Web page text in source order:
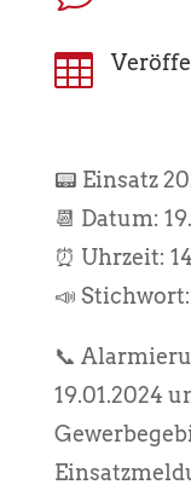

📟 Einsatz
📆 Datum:
⏰ Uhrzeit:
📣
📞
19.01.2024